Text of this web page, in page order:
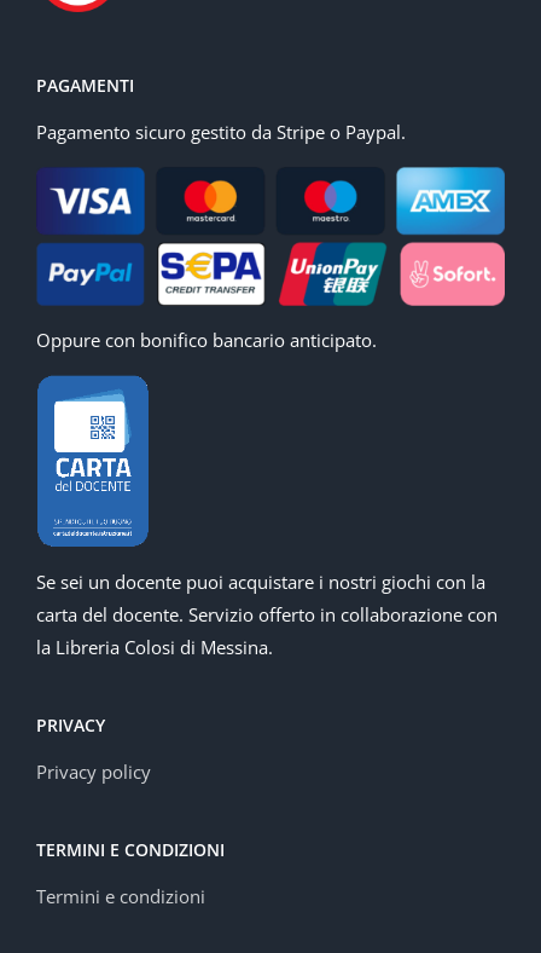
PAGAMENTI
Pagamento sicuro gestito da Stripe o Paypal.
Oppure con bonifico bancario anticipato.
Se sei un docente puoi acquistare i nostri giochi con la
carta del docente. Servizio offerto in collaborazione con
la Libreria Colosi di Messina.
PRIVACY
Privacy policy
TERMINI E CONDIZIONI
Termini e condizioni